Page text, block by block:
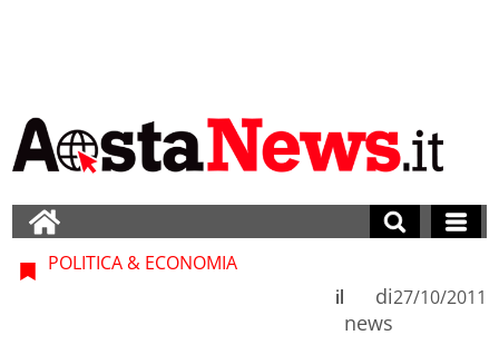
POLITICA & ECONOMIA
di
news
il 27/10/2011